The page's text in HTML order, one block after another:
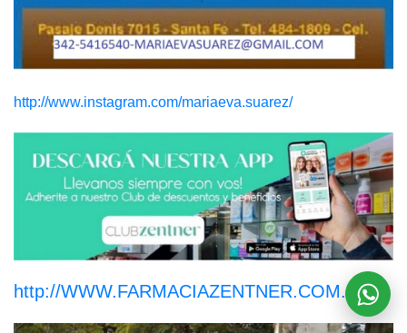
http://www.instagram.com/mariaeva.suarez/
http://WWW.FARMACIAZENTNER.COM.AR